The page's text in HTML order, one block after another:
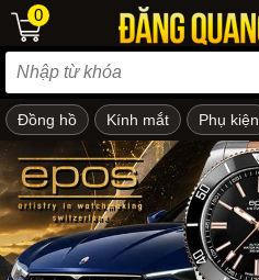
em
0
Đồng hồ Kính mắt Phụ kiện